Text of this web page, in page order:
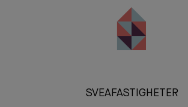
SVEAFASTIGHETER